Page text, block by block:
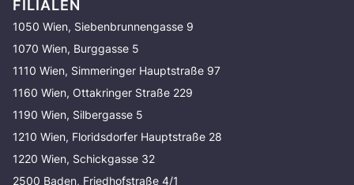
FILIALEN
1050 Wien, Siebenbrunnengasse 9
1070 Wien, Burggasse 5
1110 Wien, Simmeringer Hauptstraße 97
1160 Wien, Ottakringer Straße 229
1190 Wien, Silbergasse 5
1210 Wien, Floridsdorfer Hauptstraße 28
1220 Wien, Schickgasse 32
2500 Baden, Friedhofstraße 4/1